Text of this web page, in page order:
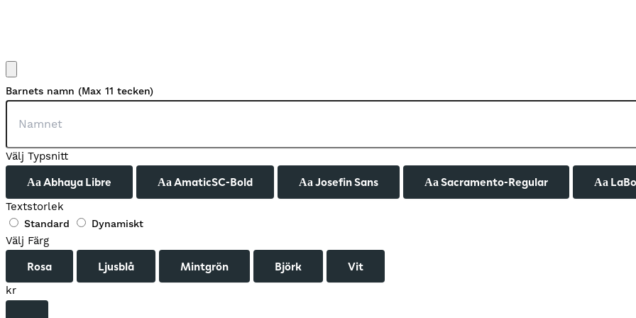
Barnets namn (Max 11 tecken)
Välj Typsnitt
Aa Abhaya Libre Aa AmaticSC-Bold Aa Josefin Sans Aa Sacramento-Regular Aa
Textstorlek
Standard Dynamiskt
Välj Färg
Rosa Ljusblå Mintgrön Björk Vit
kr